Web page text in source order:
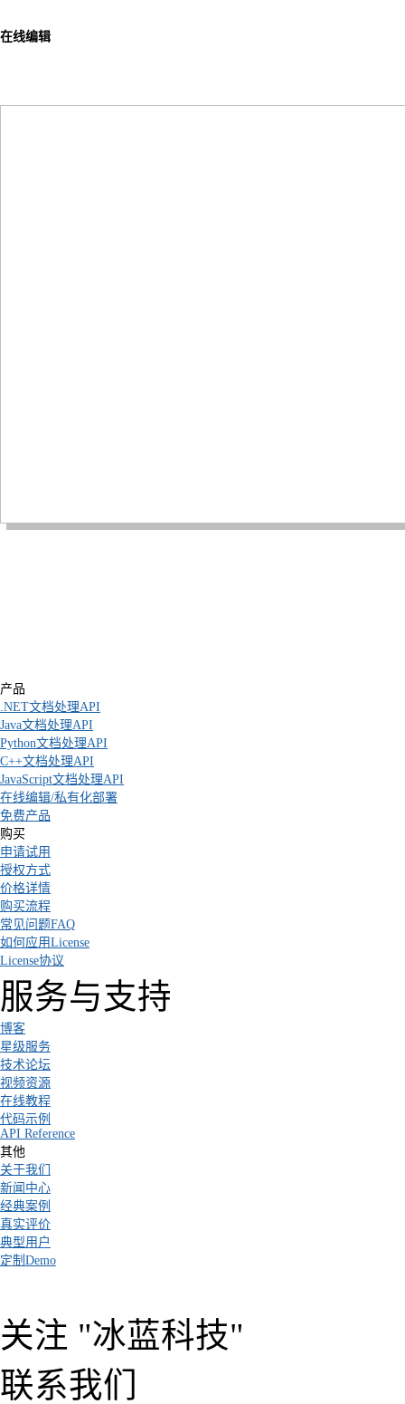
在线编辑
产品
.NET文档处理API
Java文档处理API
Python文档处理API
C++文档处理API
JavaScript文档处理API
在线编辑/私有化部署
免费产品
购买
申请试用
授权方式
价格详情
购买流程
常见问题FAQ
如何应用License
License协议
服务与支持
博客
星级服务
技术论坛
视频资源
在线教程
代码示例
API Reference
其他
关于我们
新闻中心
经典案例
真实评价
典型用户
定制Demo
关注 "冰蓝科技"
联系我们